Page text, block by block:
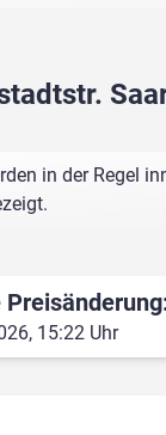
in der Regel
15:22 Uhr